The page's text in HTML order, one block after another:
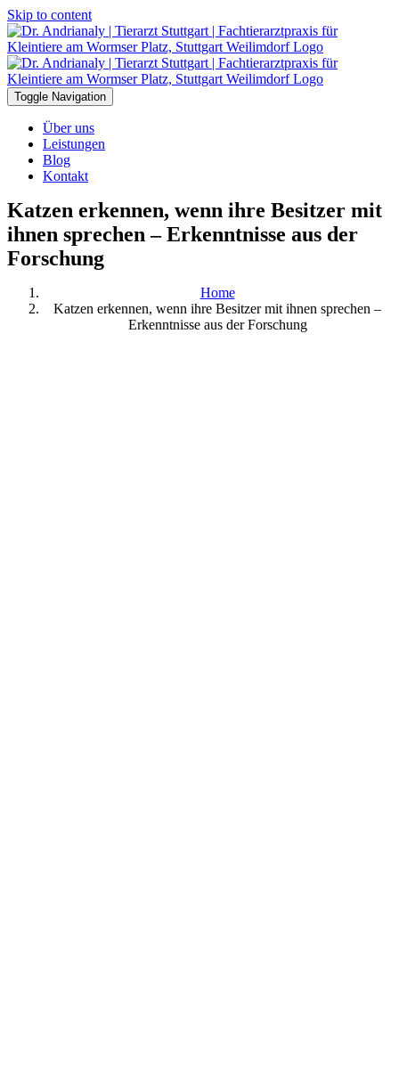
Skip to content
Toggle Navigation
Über uns
Leistungen
Blog
Kontakt
Katzen erkennen, wenn ihre Besitzer mit
ihnen sprechen – Erkenntnisse aus der
Forschung
Home
Katzen erkennen, wenn ihre Besitzer mit ihnen sprechen –
Erkenntnisse aus der Forschung